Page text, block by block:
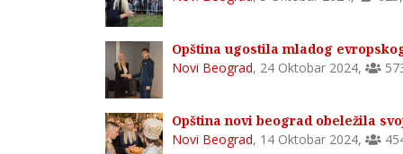
Opština ugostila mladog
Novi Beograd, 24 Oktobar 2024,
Opština novi beograd obeležila
Novi Beograd, 14 Oktobar 2024,